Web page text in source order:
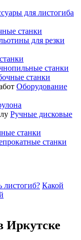
для листогиба
станки
для резки
станки
станки
Оборудование
Ручные дисковые
станки
станки
листогиб? Какой
Иркутске